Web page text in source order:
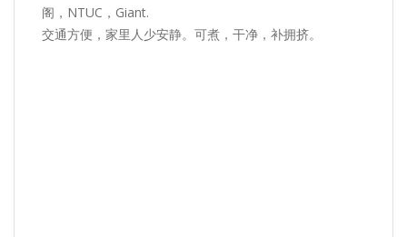
阁，NTUC，Giant.
交通方便，家里人少安静。可煮，干净，补拥挤。